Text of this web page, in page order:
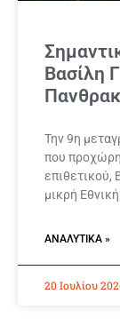
Βασίλη
Την 9η
που
επιθετικού,
μικρή
ΑΝΑΛΥΤΙΚΆ »
20 Ιουλίου